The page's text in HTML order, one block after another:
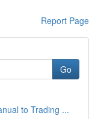
Report Page
Go
to Trading ...